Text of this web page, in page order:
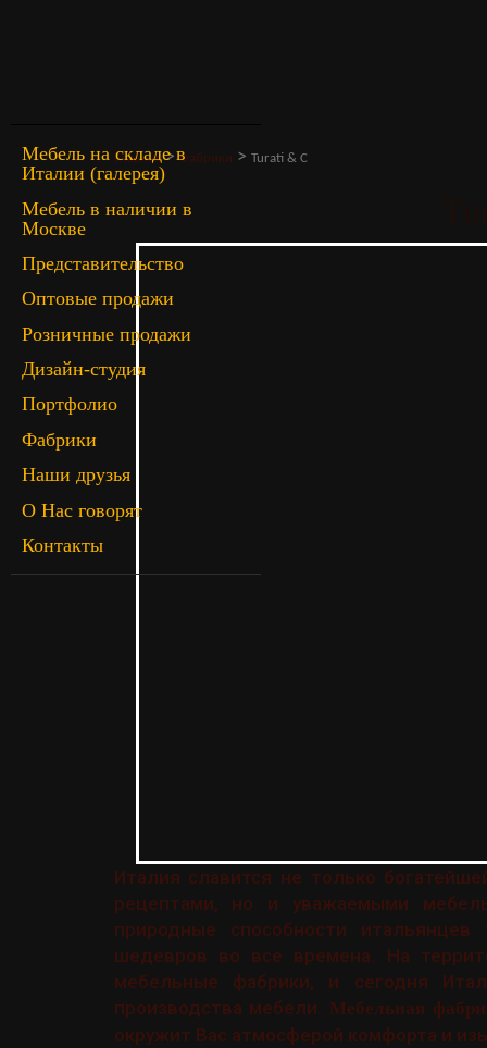
Мебель на складе в
Италии (галерея)
Мебель в наличии в
Москве
Представительство
Оптовые продажи
Розничные продажи
Дизайн-студия
Портфолио
Фабрики
Наши друзья
О Нас говорят
Контакты
Главная>Фабрики > Turati & C
Италия славится не только
рецептами, но и уважаемыми
природные способности
шедевров во все времена. На
мебельные фабрики, и сегодня
производства мебели. Мебельная
окружит Вас атмосферой комфорта и